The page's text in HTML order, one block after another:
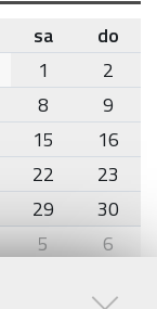
sa
do
1
2
8
9
15
16
22
23
29
30
5 6